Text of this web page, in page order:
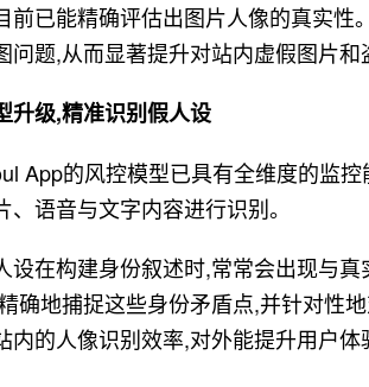
前已能精确评估出图片人像的真实性
问题,从而显著提升对站内虚假图片和
升级,精准识别假人设
App的风控模型已具有全维度的监
、语音与文字内容进行识别。
设在构建身份叙述时,常常会出现与
确地捕捉这些身份矛盾点,并针对性
内的人像识别效率,对外能提升用户